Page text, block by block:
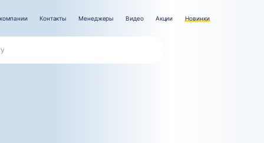
Контакты Менеджеры Видео Акции Новинки